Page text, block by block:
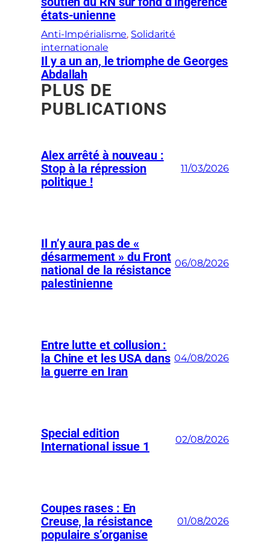
états-unienne
Anti-Impérialisme, Solidarité
internationale
Il y a un an, le triomphe de Georges
Abdallah
PLUS DE
PUBLICATIONS
Alex arrêté à nouveau :
Stop à la répression
politique !
11/03/2026
Il n’y aura pas de «
désarmement » du Front
national de la résistance
palestinienne
06/08/2026
Entre lutte et collusion :
la Chine et les USA dans
la guerre en Iran
04/08/2026
Special edition
International issue 1
02/08/2026
Coupes rases : En
Creuse, la résistance
populaire s’organise
01/08/2026